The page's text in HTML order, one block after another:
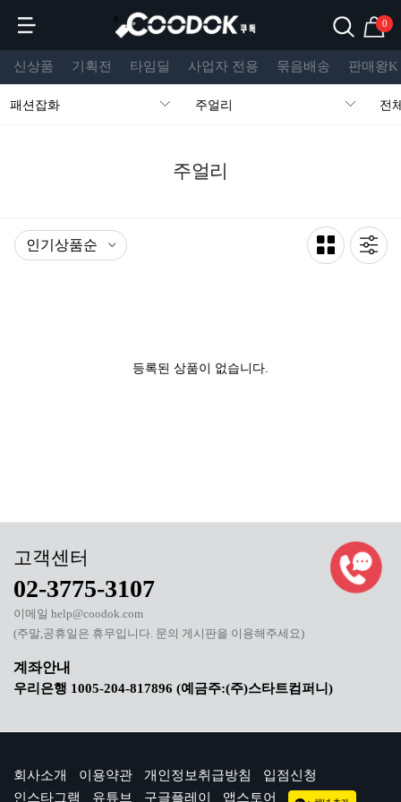
s 0
신상품 기획전 타임딜 사업자 전용 묶음배송 판매왕K
패션잡화 주얼리 전
주얼리
등록된 상품이 없습니다.
02-3775-3107
이메일 help@coodok.com
(주말,공휴일은 휴무입니다. 문의 게시판을 이용해주세요)
우리은행 1005-204-817896 (예금주:(주)스타트컴퍼니)
회사소개 이용약관 개인정보취급방침
입점신청
인스타그램
유튜브 구글플레이 앱스토어